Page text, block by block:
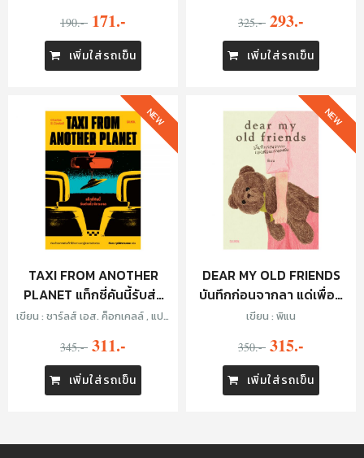
190.- 171.-
เพิ่มใส่รถเข็น
325.- 293.-
เพิ่มใส่รถเข็น
TAXI FROM ANOTHER
PLANET แท็กซี่คันนี้รับส่ง
ทั่วจักรวาล
เขียน : ชาร์ลส์ เอส. ค็อกเคลล์ , แปล
345.- 311.-
เพิ่มใส่รถเข็น
NEW
DEAR MY OLD FRIENDS
บันทึกก่อนจากลา แด่เพื่อน
เก่าของฉัน
เขียน : พิแน
350.- 315.-
เพิ่มใส่รถเข็น
NEW